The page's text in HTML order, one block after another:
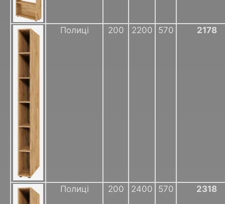
Полиці 200 2200 570 2178
Полиці 200 2400 570 2318